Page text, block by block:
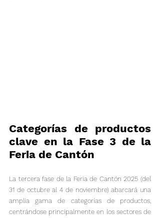
Categorías de productos
clave en la Fase 3 de la
Feria de Cantón
La tercera fase de la Feria de Cantón 2025 (del
31 de octubre al 4 de noviembre) abarcará una
amplia gama de categorías de productos,
centrándose principalmente en los sectores de